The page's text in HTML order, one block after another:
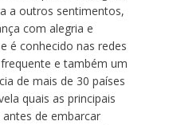
a outros sentimentos,
com alegria e
é conhecido nas redes
e também um
de mais de 30 países
quais as principais
de embarcar